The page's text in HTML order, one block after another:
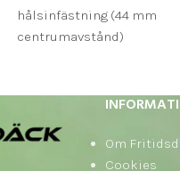
hålsinfästning (44 mm
centrumavstånd)
skivbroms
Kompatibel med Zero,
Dualtron, Kaabo, Kukirin,
Ewheels E7/E8 m.fl.
Om
Cookies